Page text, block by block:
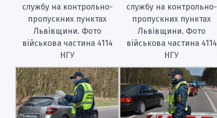
службу на контрольно-
пропускних пунктах
Львівщини. Фото
військова частина 4114
НГУ
службу на контрольно-
пропускних пунктах
Львівщини. Фото
військова частина 4114
НГУ